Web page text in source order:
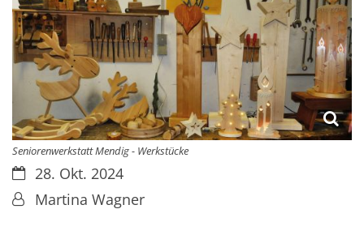
Seniorenwerkstatt Mendig - Werkstücke
Datum:28. Okt. 2024
Von:Martina Wagner